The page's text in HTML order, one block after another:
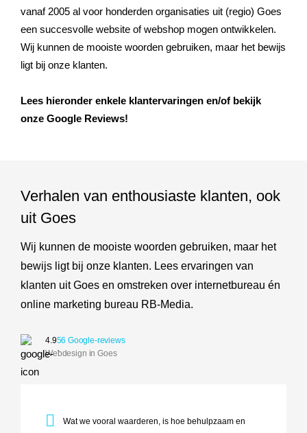
vanaf 2005 al voor honderden organisaties uit (regio) Goes
een succesvolle website of webshop mogen ontwikkelen.
Wij kunnen de mooiste woorden gebruiken, maar het bewijs
ligt bij onze klanten.
Lees hieronder enkele klantervaringen en/of bekijk
onze Google Reviews!
Verhalen van enthousiaste klanten, ook
uit Goes
Wij kunnen de mooiste woorden gebruiken, maar het
bewijs ligt bij onze klanten. Lees ervaringen van
klanten uit Goes en omstreken over internetbureau én
online marketing bureau RB-Media.
4.956 Google-reviews
Webdesign in Goes
Wat we vooral waarderen, is hoe behulpzaam en
Wat we vooral waarderen, is hoe behulpzaam en